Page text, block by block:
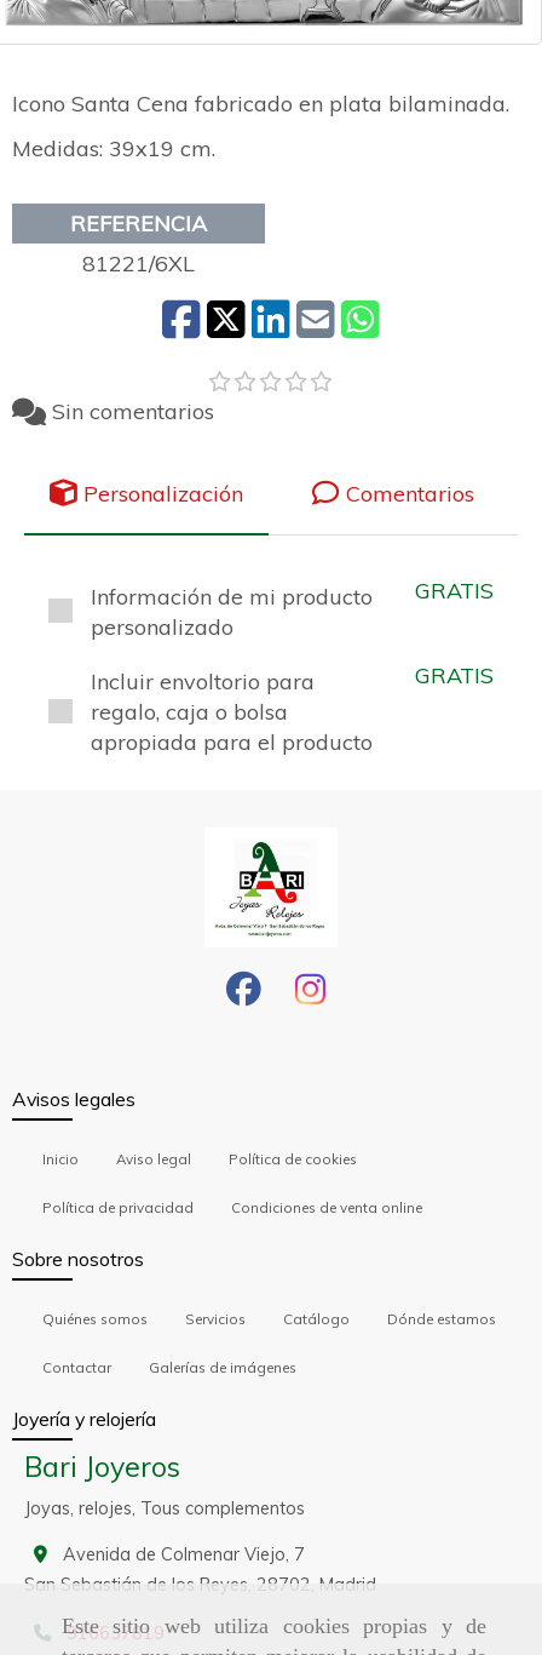
Este sitio web utiliza cookies propias y de
Icono Santa Cena fabricado en plata bilaminada.
Medidas: 39x19 cm.
REFERENCIA
81221/6XL
Sin comentarios
Personalización Comentarios
Información de mi producto
personalizado
GRATIS
Incluir envoltorio para
regalo, caja o bolsa
apropiada para el producto
GRATIS
Avisos legales
Inicio Aviso legal Política de cookies
Política de privacidad Condiciones de venta online
Sobre nosotros
Quiénes somos Servicios Catálogo Dónde estamos
Contactar Galerías de imágenes
Joyería y relojería
Bari Joyeros
Joyas, relojes, Tous complementos
Avenida de Colmenar Viejo, 7
San Sebastián de los Reyes, 28702, Madrid
916637819